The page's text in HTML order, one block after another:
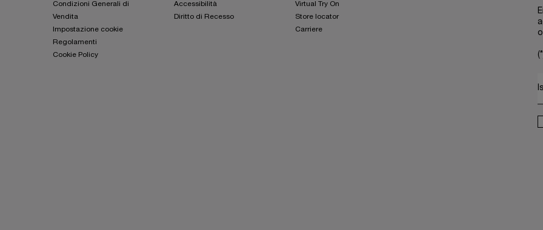
Condizioni Generali di
Vendita
Impostazione cookie
Regolamenti
Cookie Policy
Accessibilità
Diritto di Recesso
Virtual Try On
Store locator
Carriere